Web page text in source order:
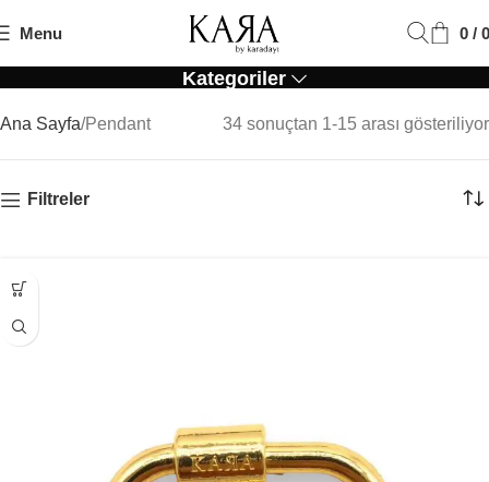
Menu 0 / 0
Pendant
Kategoriler
Ana Sayfa Pendant 34 sonuçtan 1-15 arası gösteriliyor
Filtreler